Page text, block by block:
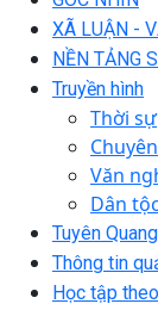
XÃ LUẬN -
NỀN TẢNG
Truyền hình
Thời sự
Văn
Dân tộc
Tuyên
Thông tin
Học tập